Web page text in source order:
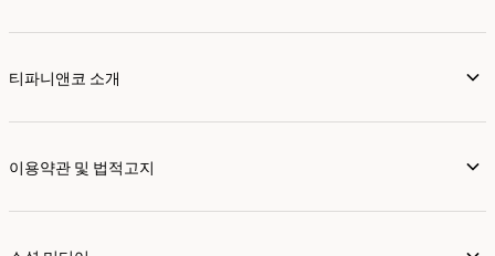
티파니앤코 소개
이용약관 및 법적고지